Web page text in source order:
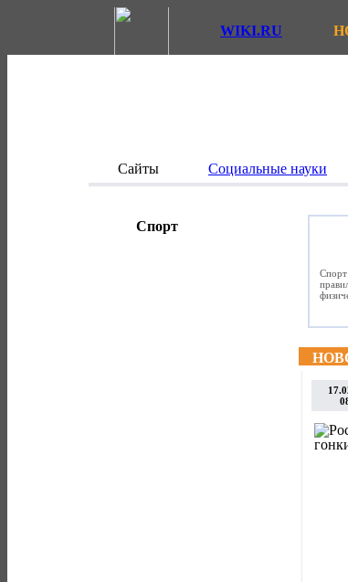
WIKI.RU
Сайты Социальные науки
Спорт
Спорт